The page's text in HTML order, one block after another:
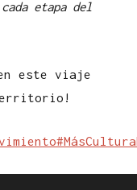
etapa del
en este viaje